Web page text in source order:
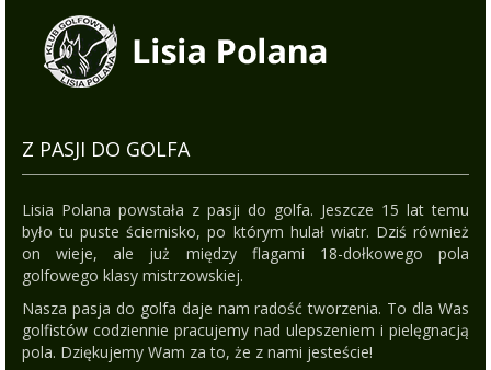
Z PASJI DO GOLFA
Lisia Polana powstała z pasji do golfa. Jeszcze 15 lat temu
było tu puste ściernisko, po którym hulał wiatr. Dziś również
on wieje, ale już między flagami 18-dołkowego pola
golfowego klasy mistrzowskiej.
Nasza pasja do golfa daje nam radość tworzenia. To dla Was
golfistów codziennie pracujemy nad ulepszeniem i pielęgnacją
pola. Dziękujemy Wam za to, że z nami jesteście!